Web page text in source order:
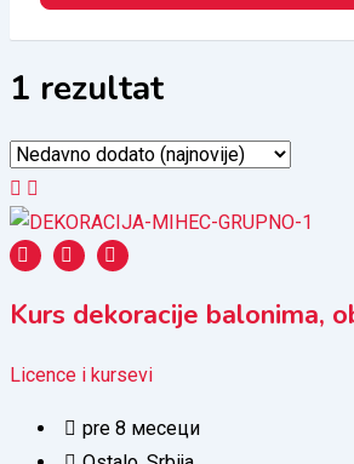
1 rezultat
Kurs dekoracije balonima,
Licence i kursevi
pre 8 месеци